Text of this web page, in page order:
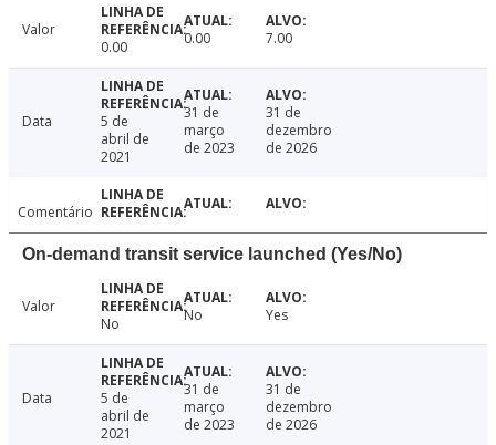
Valor
0.00
0.00 7.00
Data
5 de
abril de
2021
31 de
março
de 2023
31 de
dezembro
de 2026
Comentário
On-demand transit service launched (Yes/No)
Valor
No
No Yes
Data
5 de
abril de
2021
31 de
março
de 2023
31 de
dezembro
de 2026